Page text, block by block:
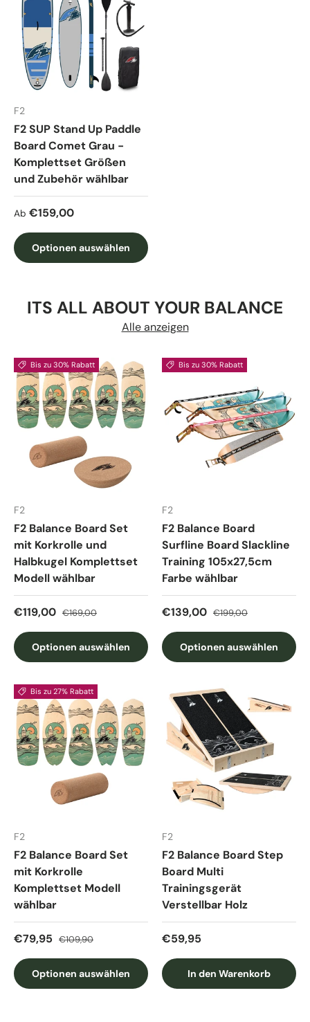
F2
F2 SUP Stand Up Paddle
Board Comet Grau -
Komplettset Größen
und Zubehör wählbar
Normaler Preis
Ab €159,00
Optionen auswählen
ITS ALL ABOUT YOUR BALANCE
Alle anzeigen
Bis zu 30% Rabatt
F2
F2 Balance Board Set
mit Korkrolle und
Halbkugel Komplettset
Modell wählbar
Verkaufspreis
€119,00 Normaler Preis
€169,00
Optionen auswählen
Bis zu 30% Rabatt
F2
F2 Balance Board
Surfline Board Slackline
Training 105x27,5cm
Farbe wählbar
Verkaufspreis
€139,00 Normaler Preis
€199,00
Optionen auswählen
Bis zu 27% Rabatt
F2
F2 Balance Board Set
mit Korkrolle
Komplettset Modell
wählbar
Verkaufspreis
€79,95 Normaler Preis
€109,90
Optionen auswählen
F2
F2 Balance Board Step
Board Multi
Trainingsgerät
Verstellbar Holz
Normaler Preis
€59,95
In den Warenkorb